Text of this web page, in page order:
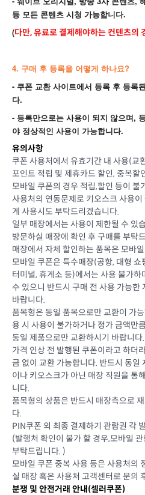
등 모든 콘텐츠 시청 가능합니다.
(다만, 유료로 결제해야하는 컨텐츠의
4. 구매 후 등록을 어떻게 하나요?
- 쿠폰 교환 사이트에서 등록 후 등록
다.
- 등록만으로는 사용이 되지 않으며,
야 정상적인 사용이 가능합니다.
유의사항
쿠폰 사용처에서 유효기간 내 사용(교
포인트 적립 및 제휴카드 할인, 중복할
모바일 쿠폰의 경우 적립,할인 등이 불
사용처의 연동문제로 키오스크 사용
게 사용시도 부탁드리겠습니다.
일부 매장에서는 사용이 제한될 수 있
방문하실 매장에 확인 후 구매를 부탁
매장에서 자체 할인하는 품목은 모바
모바일 쿠폰은 특수매장(공항, 대형 쇼
터미널, 휴게소 등)에서는 사용 불가
수 있으니 반드시 구매 전 사용 가능한
바랍니다.
품목형은 동일 품목으로만 교환이 가
용 시 사용이 불가하거나 정가 금액만
동일 제품으로만 교환하시기 바랍니다.
가격 인상 전 발행된 쿠폰이라고 하더
금 없이 교환 가능합니다. 반드시 동일
이나 키오스크가 아닌 매장 직원을 통
니다.
품목형의 상품은 반드시 매장측으로
다.
PIN쿠폰 외 최종 결제하기 관람권 각
(발행처 확인이 불가 할 경우,모바일
부탁드립니다. )
모바일 쿠폰 중복 사용 등은 사용처의
실 매장 혹은 사용처 고객센터로 문의
분쟁 및 안전거래 안내(셀러쿠폰)